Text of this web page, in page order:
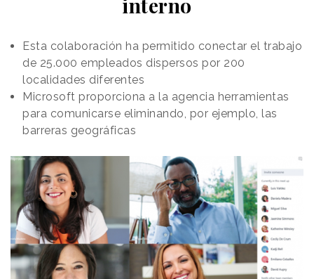
Esta colaboración ha permitido conectar el trabajo
de 25.000 empleados dispersos por 200
localidades diferentes
Microsoft proporciona a la agencia herramientas
para comunicarse eliminando, por ejemplo, las
barreras geográficas